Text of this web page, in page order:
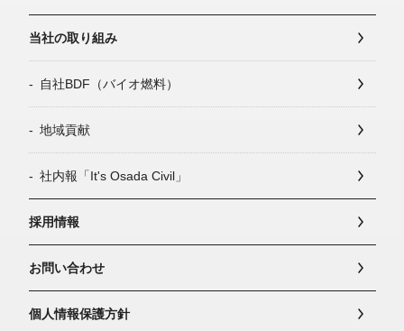
当社の取り組み
自社BDF（バイオ燃料）
地域貢献
社内報「It's Osada Civil」
採用情報
お問い合わせ
個人情報保護方針